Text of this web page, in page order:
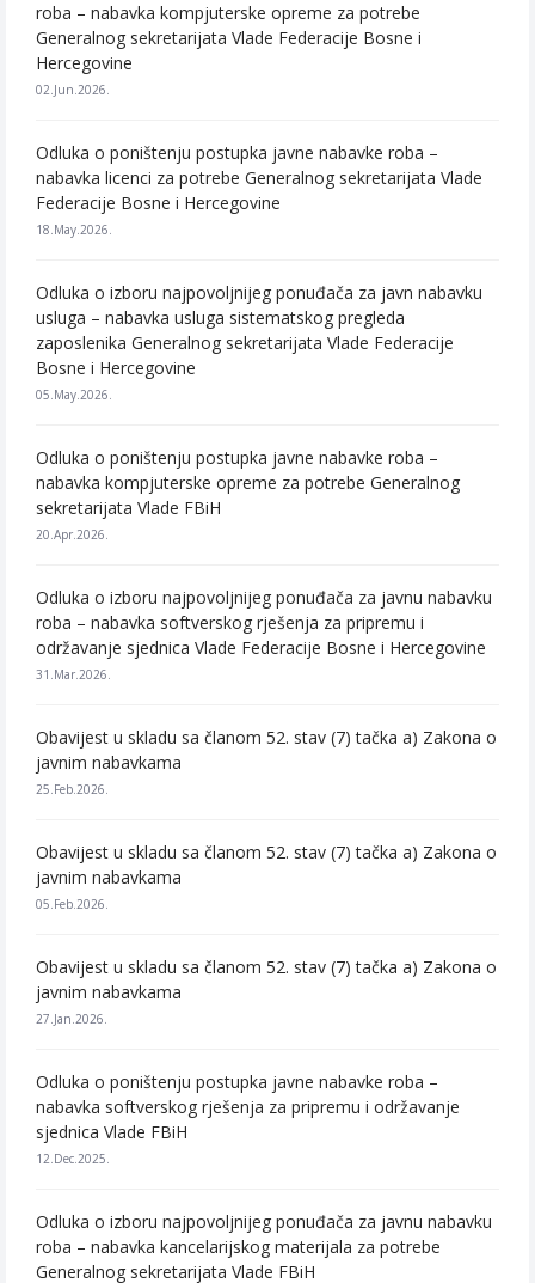
roba – nabavka kompjuterske opreme za potrebe
Generalnog sekretarijata Vlade Federacije Bosne i
Hercegovine
02.Jun.2026.
Odluka o poništenju postupka javne nabavke roba –
nabavka licenci za potrebe Generalnog sekretarijata Vlade
Federacije Bosne i Hercegovine
18.May.2026.
Odluka o izboru najpovoljnijeg ponuđača za javn nabavku
usluga – nabavka usluga sistematskog pregleda
zaposlenika Generalnog sekretarijata Vlade Federacije
Bosne i Hercegovine
05.May.2026.
Odluka o poništenju postupka javne nabavke roba –
nabavka kompjuterske opreme za potrebe Generalnog
sekretarijata Vlade FBiH
20.Apr.2026.
Odluka o izboru najpovoljnijeg ponuđača za javnu nabavku
roba – nabavka softverskog rješenja za pripremu i
održavanje sjednica Vlade Federacije Bosne i Hercegovine
31.Mar.2026.
Obavijest u skladu sa članom 52. stav (7) tačka a) Zakona o
javnim nabavkama
25.Feb.2026.
Obavijest u skladu sa članom 52. stav (7) tačka a) Zakona o
javnim nabavkama
05.Feb.2026.
Obavijest u skladu sa članom 52. stav (7) tačka a) Zakona o
javnim nabavkama
27.Jan.2026.
Odluka o poništenju postupka javne nabavke roba –
nabavka softverskog rješenja za pripremu i održavanje
sjednica Vlade FBiH
12.Dec.2025.
Odluka o izboru najpovoljnijeg ponuđača za javnu nabavku
roba – nabavka kancelarijskog materijala za potrebe
Generalnog sekretarijata Vlade FBiH